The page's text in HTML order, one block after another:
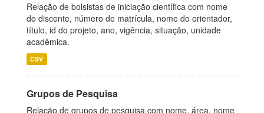
Relação de bolsistas de iniciação científica com nome
do discente, número de matrícula, nome do orientador,
título, id do projeto, ano, vigência, situação, unidade
acadêmica.
CSV
Grupos de Pesquisa
Relação de grupos de pesquisa com nome, área, nome